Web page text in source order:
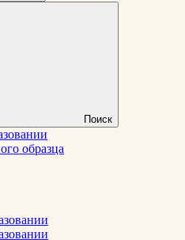
Поиск
образца